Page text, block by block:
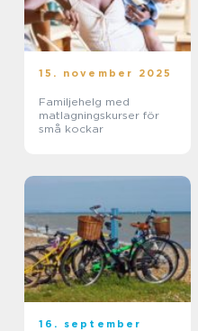
15. november 2025
Familjehelg med
matlagningskurser för
små kockar
16. september